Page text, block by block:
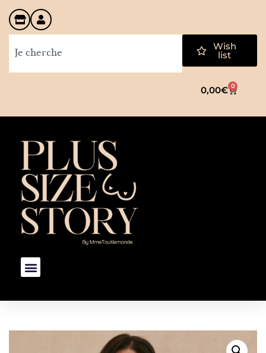
Wish
list
0,00€ 0